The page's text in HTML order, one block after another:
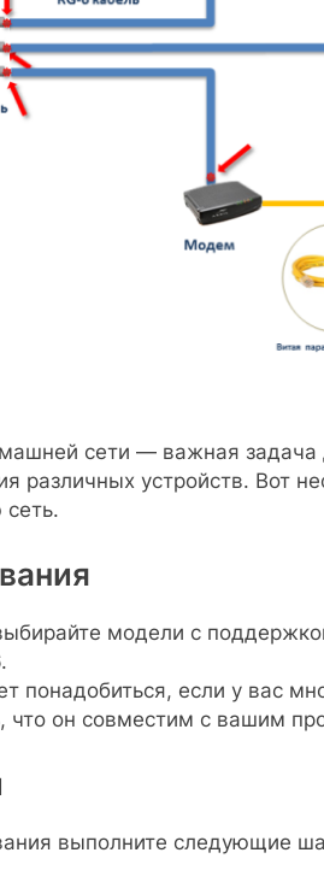
сети — важная задача
различных устройств. Вот
модели с
понадобиться, если у вас
что он совместим с вашим
выполните следующие